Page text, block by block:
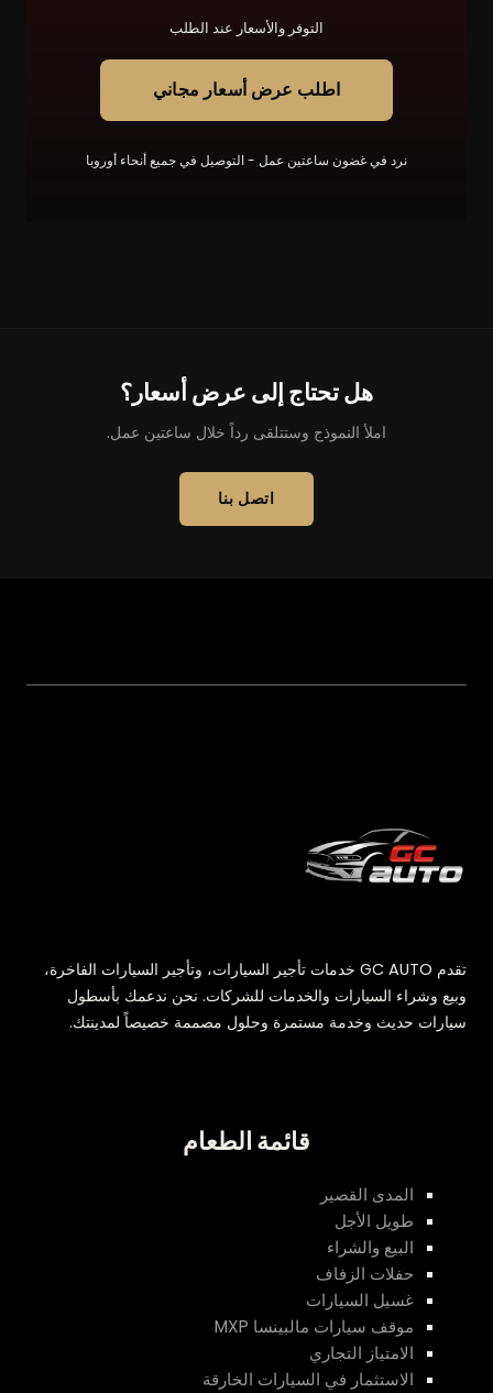
التوفر والأسعار عند الطلب
اطلب عرض أسعار مجاني
نرد في غضون ساعتين عمل - التوصيل في جميع أنحاء أوروبا
هل تحتاج إلى عرض أسعار؟
املأ النموذج وستتلقى رداً خلال ساعتين عمل.
اتصل بنا
تقدم GC AUTO خدمات تأجير السيارات، وتأجير السيارات الفاخرة،
وبيع وشراء السيارات والخدمات للشركات. نحن ندعمك بأسطول
سيارات حديث وخدمة مستمرة وحلول مصممة خصيصاً لمدينتك.
قائمة الطعام
المدى القصير
طويل الأجل
البيع والشراء
حفلات الزفاف
غسيل السيارات
موقف سيارات مالبينسا MXP
الامتياز التجاري
الاستثمار في السيارات الخارقة